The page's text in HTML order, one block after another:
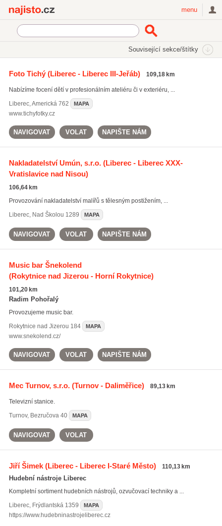
menu
Související sekce/štítky
Umělecké a kulturní služby (2213)
Fotografie (1738)
Foto Tichý(Liberec - Liberec III-Jeřáb) 109,18 km
Nabízíme focení dětí v profesionálním ateliéru či v exteriéru, ...
Liberec,Americká 762 MAPA
www.tichyfotky.cz
NAVIGOVAT VOLAT NAPIŠTE NÁM
Nakladatelství Umún, s.r.o.(Liberec - Liberec XXX-
Vratislavice nad Nisou)
106,64 km
Provozování nakladatelství malířů s tělesným postižením, ...
Liberec, Nad Školou 1289 MAPA
NAVIGOVAT VOLAT NAPIŠTE NÁM
Music bar Šnekolend
(Rokytnice nad Jizerou - Horní Rokytnice)
101,20 km
Radim Pohořalý
Provozujeme music bar.
Rokytnice nad Jizerou 184 MAPA
www.snekolend.cz/
NAVIGOVAT VOLAT NAPIŠTE NÁM
Mec Turnov, s.r.o.(Turnov - Daliměřice) 89,13 km
Televizní stanice.
Turnov, Bezručova 40 MAPA
NAVIGOVAT VOLAT
Jiří Šimek(Liberec - Liberec I-Staré Město) 110,13 km
Hudební nástroje Liberec
Kompletní sortiment hudebních nástrojů, ozvučovací techniky a ...
Liberec, Frýdlantská 1359 MAPA
https://www.hudebninastrojeliberec.cz